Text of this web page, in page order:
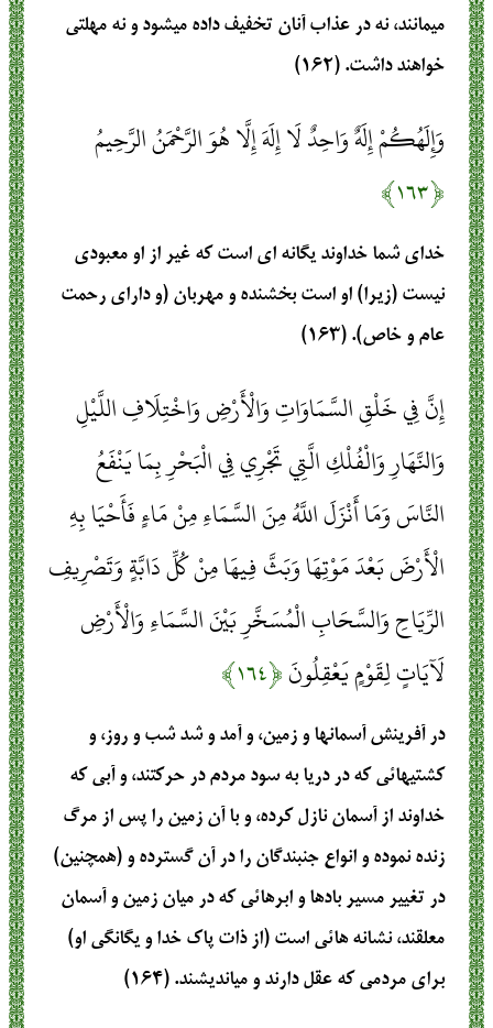
مي‏مانند، نه در عذاب آنان تخفيف داده مي‏شود و نه مهلتي
خواهند داشت. (۱۶۲)
وَإِلَهُكُمْ إِلَهٌ وَاحِدٌ لَا إِلَهَ إِلَّا هُوَ الرَّحْمَنُ الرَّحِيمُ
﴿۱۶۳﴾
خداي شما خداوند يگانه‏ اي است كه غير از او معبودي
نيست (زيرا) او است بخشنده و مهربان (و داراي رحمت
عام و خاص). (۱۶۳)
إِنَّ فِي خَلْقِ السَّمَاوَاتِ وَالْأَرْضِ وَاخْتِلَافِ اللَّيْلِ
وَالنَّهَارِ وَالْفُلْكِ الَّتِي تَجْرِي فِي الْبَحْرِ بِمَا يَنْفَعُ
النَّاسَ وَمَا أَنْزَلَ اللَّهُ مِنَ السَّمَاءِ مِنْ مَاءٍ فَأَحْيَا بِهِ
الْأَرْضَ بَعْدَ مَوْتِهَا وَبَثَّ فِيهَا مِنْ كُلِّ دَابَّةٍ وَتَصْرِيفِ
الرِّيَاحِ وَالسَّحَابِ الْمُسَخَّرِ بَيْنَ السَّمَاءِ وَالْأَرْضِ
لَآيَاتٍ لِقَوْمٍ يَعْقِلُونَ﴿۱۶۴﴾
در آفرينش آسمانها و زمين، و آمد و شد شب و روز، و
كشتيهائي كه در دريا به سود مردم در حركتند، و آبي كه
خداوند از آسمان نازل كرده، و با آن زمين را پس از مرگ
زنده نموده و انواع جنبندگان را در آن گسترده و (همچنين)
در تغيير مسير بادها و ابرهائي كه در ميان زمين و آسمان
معلقند، نشانه‏ هائي است (از ذات پاك خدا و يگانگي او)
براي مردمي كه عقل دارند و مي‏انديشند. (۱۶۴)